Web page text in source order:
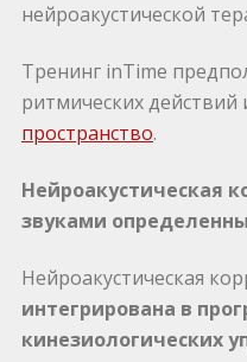
нейроакустической
Тренинг inTime
ритмических
пространство.
Нейроакустическая
звуками
Нейроакустическая
интегрирована в
кинезиологических